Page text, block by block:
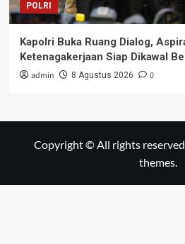
POLRI
Kapolri Buka Ruang Dialog,
Ketenagakerjaan Siap Dikawal
admin 8 Agustus 2026 0
Copyright © All rights
themes.